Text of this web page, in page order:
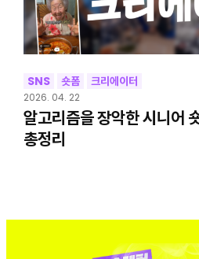
SNS 숏폼 크리에이터
2026. 04. 22
알고리즘을 장악한 시니어
총정리